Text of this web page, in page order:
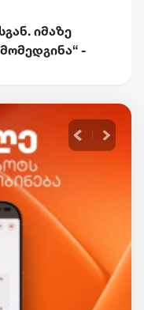
იმაზე
-